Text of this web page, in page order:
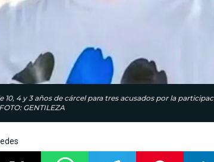
10, 4 y 3 años de cárcel para tres acusados por la
GENTILEZA